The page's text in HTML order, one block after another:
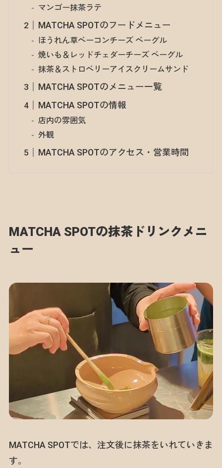
マンゴー抹茶ラテ
MATCHA SPOTのフードメニュー
ほうれん草ベーコンチーズ ベーグル
焼いも＆レッドチェダーチーズ ベーグル
抹茶＆ストロベリーアイスクリームサンド
MATCHA SPOTのメニュー一覧
MATCHA SPOTの情報
店内の雰囲気
外観
MATCHA SPOTのアクセス・営業時間
MATCHA SPOTの抹茶ドリンクメニ
ュー
MATCHA SPOTでは、注文後に抹茶をいれていきま
す。